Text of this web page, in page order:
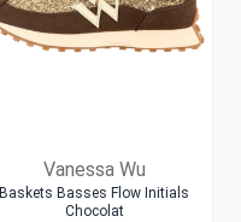
Vanessa Wu
Baskets Basses Flow Initials
Chocolat